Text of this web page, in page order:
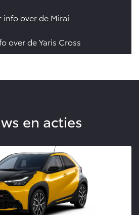
BATTERIJ-ELEKTRISCH
Vanaf € 55.950,-
Hilux (excl. BTW)
OOK ALS BATTERIJ-
ELEKTRISCH
info over de Mirai
over de Yaris Cross
en acties